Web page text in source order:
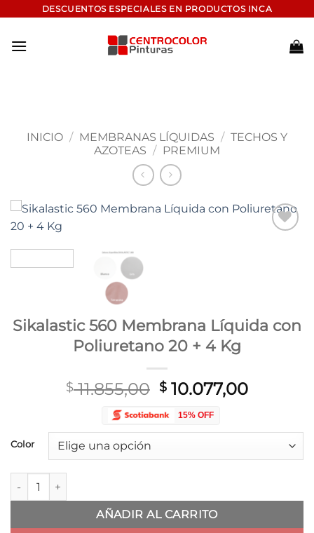
contenido
DESCUENTOS ESPECIALES EN PRODUCTOS INCA
INICIO / MEMBRANAS LÍQUIDAS / TECHOS Y
AZOTEAS / PREMIUM
Sikalastic 560 Membrana Líquida con
Poliuretano 20 + 4 Kg
$11.855,00 El
original
era:
$ 11.855,00.
$ 10.077,00El
es:
$
15% OFF
Color
Sikalastic 560 Membrana Líquida con Poliuretano 20 + 4 Kg
AÑADIR AL CARRITO